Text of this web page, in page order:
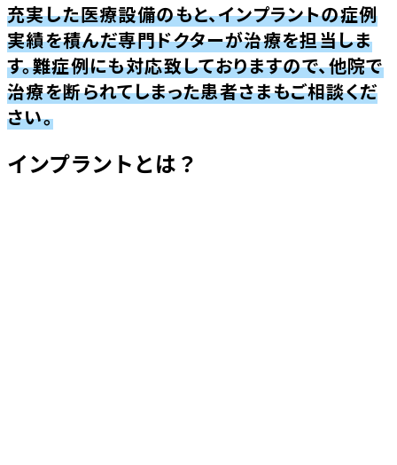
充実した医療設備のもと、インプラントの症例
実績を積んだ専門ドクターが治療を担当しま
す。難症例にも対応致しておりますので、他院で
治療を断られてしまった患者さまもご相談くだ
さい。
インプラントとは？